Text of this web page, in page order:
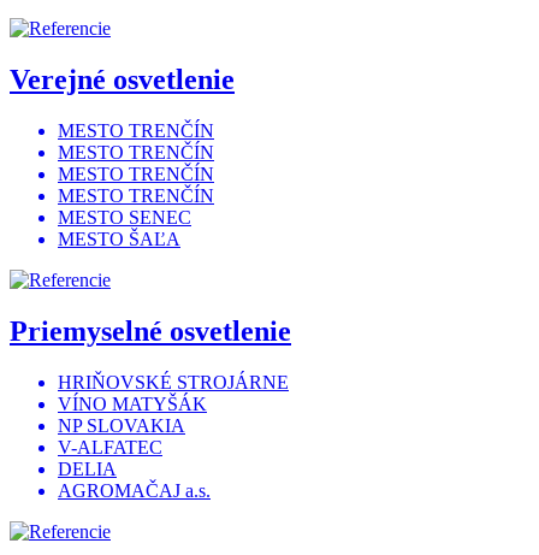
Verejné osvetlenie
MESTO TRENČÍN
MESTO TRENČÍN
MESTO TRENČÍN
MESTO TRENČÍN
MESTO SENEC
MESTO ŠAĽA
Priemyselné osvetlenie
HRIŇOVSKÉ STROJÁRNE
VÍNO MATYŠÁK
NP SLOVAKIA
V-ALFATEC
DELIA
AGROMAČAJ a.s.